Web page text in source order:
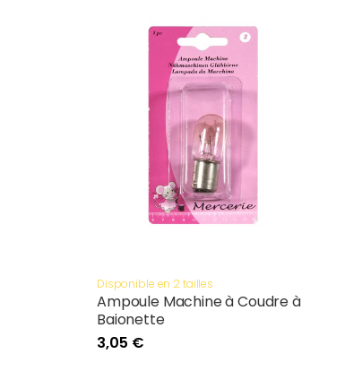
Disponible en 2 tailles
Ampoule Machine à Coudre à
Baionette
3,05 €